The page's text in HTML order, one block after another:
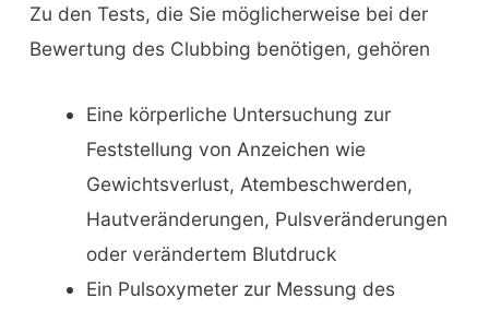
Zu den Tests, die Sie möglicherweise bei der
Bewertung des Clubbing benötigen, gehören
Eine körperliche Untersuchung zur
Feststellung von Anzeichen wie
Gewichtsverlust, Atembeschwerden,
Hautveränderungen, Pulsveränderungen
oder verändertem Blutdruck
Ein Pulsoxymeter zur Messung des